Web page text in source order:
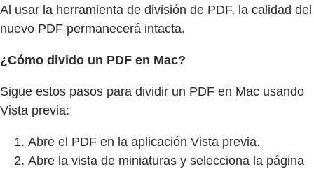
Al usar la herramienta de división de PDF, la calidad del
nuevo PDF permanecerá intacta.
¿Cómo divido un PDF en Mac?
Sigue estos pasos para dividir un PDF en Mac usando
Vista previa:
Abre el PDF en la aplicación Vista previa.
Abre la vista de miniaturas y selecciona la página